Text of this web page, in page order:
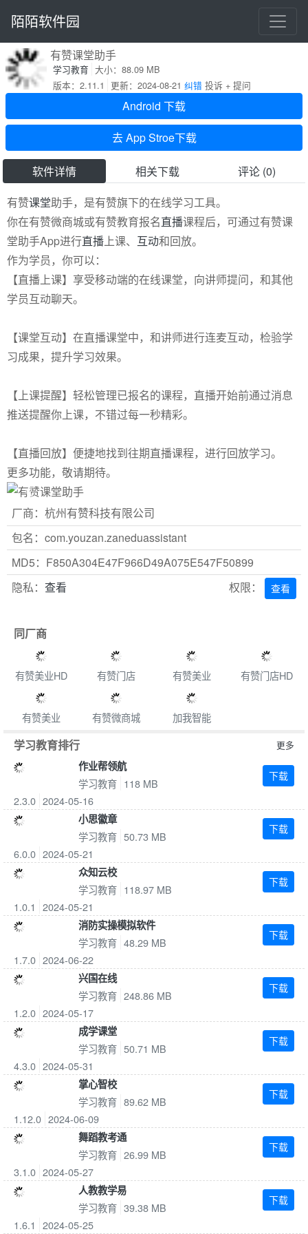
陌陌软件园
有赞课堂助手
学习教育 大小：88.09 MB
版本：2.11.1
更新：2024-08-21 纠错投诉 + 提问
Android 下载
去 App Stroe下载
软件详情 相关下载
评论 (0)
有赞课堂助手，是有赞旗下的在线学习工具。
你在有赞微商城或有赞教育报名直播课程后，可通过有赞课
堂助手App进行直播上课、 互动和回放。
作为学员，你可以：
【直播上课】享受移动端的在线课堂，向讲师提问，和其他
学员互动聊天。
【课堂互动】在直播课堂中，和讲师进行连麦互动，检验学
习成果，提升学习效果。
【上课提醒】轻松管理已报名的课程，直播开始前通过消息
推送提醒你上课，不错过每一秒精彩。
【直播回放】便捷地找到往期直播课程，进行回放学习。
更多功能，敬请期待。
Previous
厂商：杭州有赞科技有限公司
包名：com.youzan.zaneduassistant
MD5：F850A304E47F966D49A075E547F50899
隐私：查看 权限： 查看
同厂商
有赞美业HD 有赞门店 有赞美业 有赞门店HD
有赞美业 有赞微商城 加我智能
学习教育排行 更多
作业帮领航
学习教育 118 MB
2.3.0 2024-05-16
下载
小思徽章
学习教育 50.73 MB
6.0.0 2024-05-21
下载
众知云校
学习教育 118.97 MB
1.0.1
2024-05-21
下载
消防实操模拟软件
学习教育 48.29 MB
1.7.0 2024-06-22
下载
兴国在线
学习教育 248.86 MB
1.2.0 2024-05-17
下载
成学课堂
学习教育 50.71 MB
4.3.0 2024-05-31
下载
掌心智校
学习教育 89.62 MB
1.12.0 2024-06-09
下载
舞蹈教考通
学习教育 26.99 MB
3.1.0 2024-05-27
下载
人教教学易
学习教育 39.38 MB
1.6.1
2024-05-25
下载